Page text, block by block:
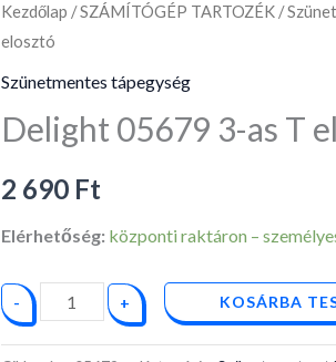
Kezdőlap /SZÁMÍTÓGÉP TARTOZÉK/
elosztó
Szünetmentes tápegység
Delight 05679 3-as T
2 690 Ft
Elérhetőség: központi raktáron –
-
Delight
05679
3-
T
mennyiség
+ KOSÁRBA